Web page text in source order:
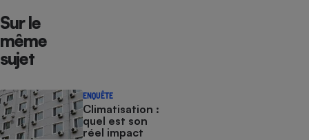
Sur le
même
sujet
ENQUÊTE
Climatisation :
quel est son
réel impact